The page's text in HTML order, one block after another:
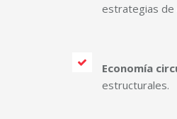
estrategias de
Economía
estructurales.